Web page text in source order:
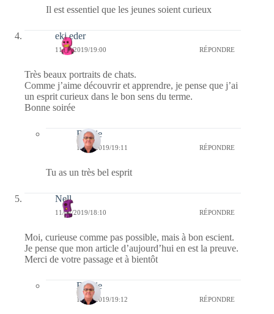
Il est essentiel que les jeunes soient curieux
eki eder
11/02/2019/19:00 RÉPONDRE
Très beaux portraits de chats.
Comme j’aime découvrir et apprendre, je pense que j’ai
un esprit curieux dans le bon sens du terme.
Bonne soirée
Bernie
12/02/2019/19:11 RÉPONDRE
Tu as un très bel esprit
Nell
11/02/2019/18:10 RÉPONDRE
Moi, curieuse comme pas possible, mais à bon escient.
Je pense que mon article d’aujourd’hui en est la preuve.
Merci de votre passage et à bientôt
Bernie
12/02/2019/19:12 RÉPONDRE